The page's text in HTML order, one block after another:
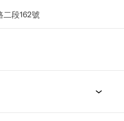
二段162號